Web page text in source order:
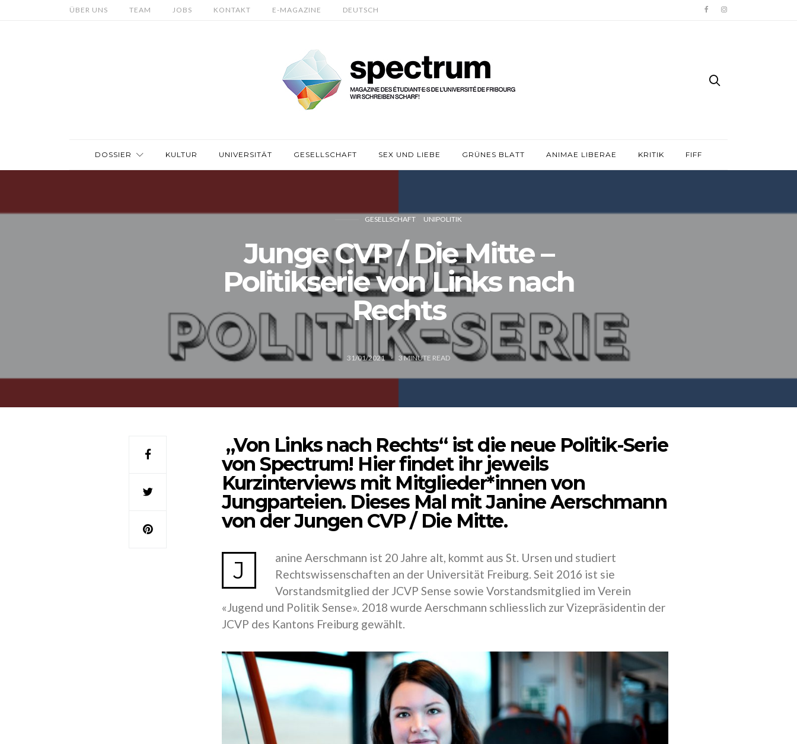
ÜBER UNS TEAM JOBS KONTAKT E-MAGAZINE DEUTSCH
DOSSIER KULTUR UNIVERSITÄT GESELLSCHAFT SEX UND LIEBE GRÜNES BLATT ANIMAE LIBERAE KRITIK FIFF
GESELLSCHAFT UNIPOLITIK
Junge CVP / Die Mitte –
Politikserie von Links nach
Rechts
31/01/2021 3MINUTE READ
„Von Links nach Rechts“ ist die neue Politik-Serie
von Spectrum! Hier findet ihr jeweils
Kurzinterviews mit Mitglieder*innen von
Jungparteien. Dieses Mal mit Janine Aerschmann
von der Jungen CVP / Die Mitte.
J
anine Aerschmann ist 20 Jahre alt, kommt aus St. Ursen und studiert
Rechtswissenschaften an der Universität Freiburg. Seit 2016 ist sie
Vorstandsmitglied der JCVP Sense sowie Vorstandsmitglied im Verein
«Jugend und Politik Sense». 2018 wurde Aerschmann schliesslich zur Vizepräsidentin der
JCVP des Kantons Freiburg gewählt.